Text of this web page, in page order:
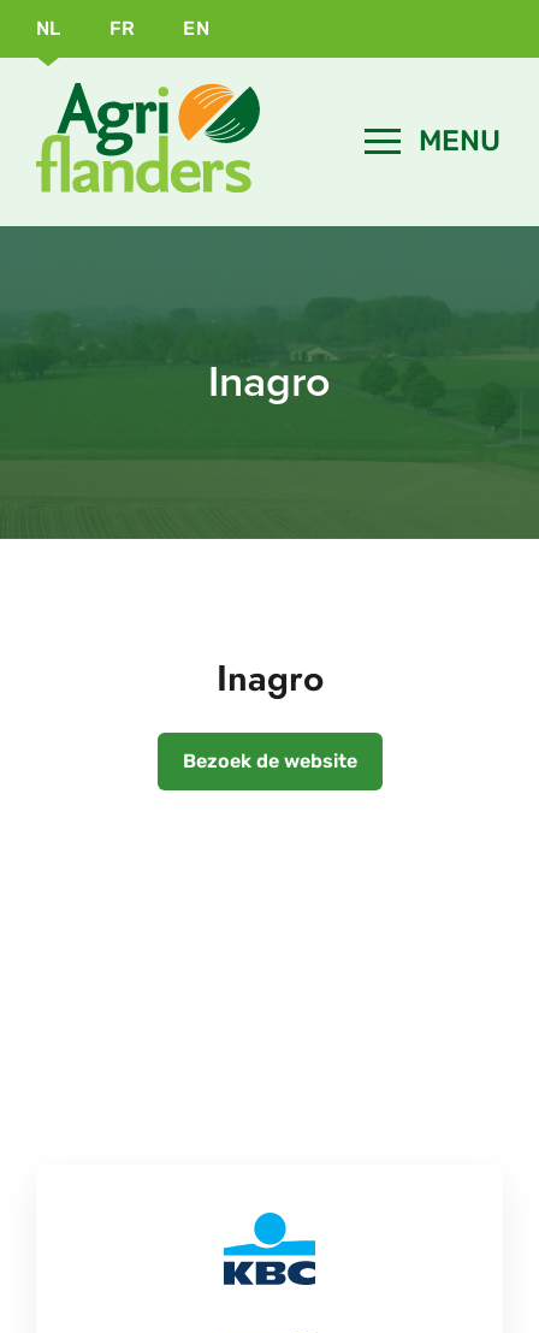
NL FR EN
Inagro
Inagro
Bezoek de website